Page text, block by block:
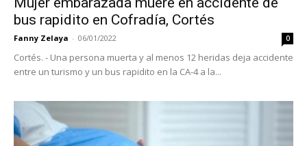
bus rapidito en Cofradía, Cortés
Fanny Zelaya - 06/01/2022 0
Cortés. - Una persona muerta y al menos 12 heridas deja accidente
entre un turismo y un bus rapidito en la CA-4 a la...